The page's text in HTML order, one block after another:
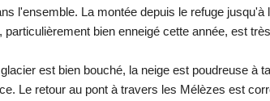
l'ensemble. La montée depuis le refuge
bien enneigé cette année, est
est bien bouché, la neige est poudreuse à
Le retour au pont à travers les Mélèzes est